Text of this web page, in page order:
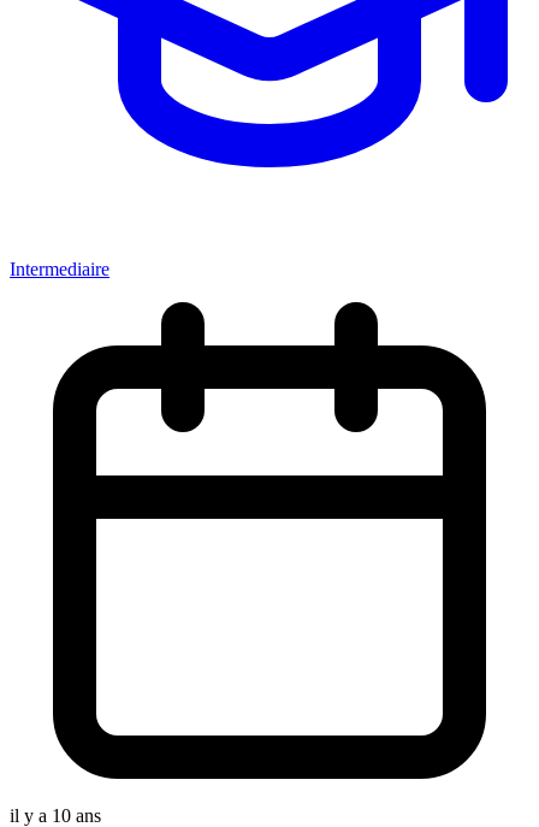
Intermediaire
il y a 10 ans